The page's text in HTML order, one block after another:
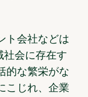
ト会社などは
社会に存在す
的な繁栄がな
こじれ、企業